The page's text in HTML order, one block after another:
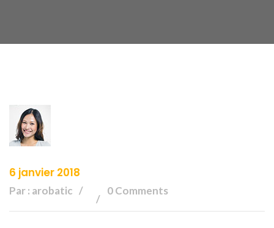
6 janvier 2018
Par : arobatic 0 Comments